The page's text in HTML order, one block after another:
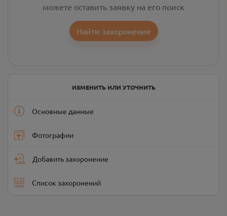
можете оставить заявку на его поиск
Найти захоронение
ИЗМЕНИТЬ ИЛИ УТОЧНИТЬ
Основные данные
Фотографии
Добавить захоронение
Список захоронений